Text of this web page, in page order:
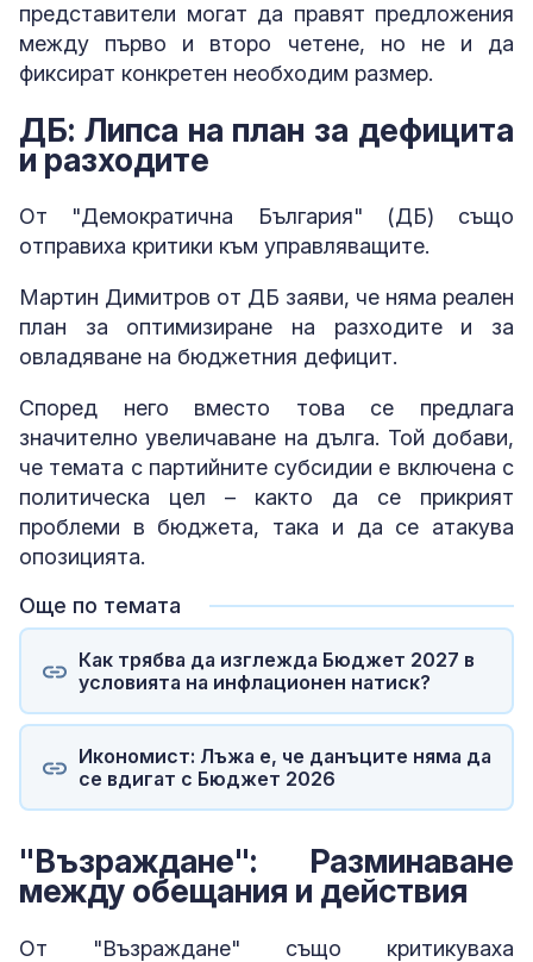
представители могат да правят предложения
между първо и второ четене, но не и да
фиксират конкретен необходим размер.
ДБ: Липса на план за дефицита
и разходите
От "Демократична България" (ДБ) също
отправиха критики към управляващите.
Мартин Димитров от ДБ заяви, че няма реален
план за оптимизиране на разходите и за
овладяване на бюджетния дефицит.
Според него вместо това се предлага
значително увеличаване на дълга. Той добави,
че темата с партийните субсидии е включена с
политическа цел – както да се прикрият
проблеми в бюджета, така и да се атакува
опозицията.
Още по темата
Как трябва да изглежда Бюджет 2027 в
условията на инфлационен натиск?
Икономист: Лъжа е, че данъците няма да
се вдигат с Бюджет 2026
"Възраждане": Разминаване
между обещания и действия
От "Възраждане" също критикуваха